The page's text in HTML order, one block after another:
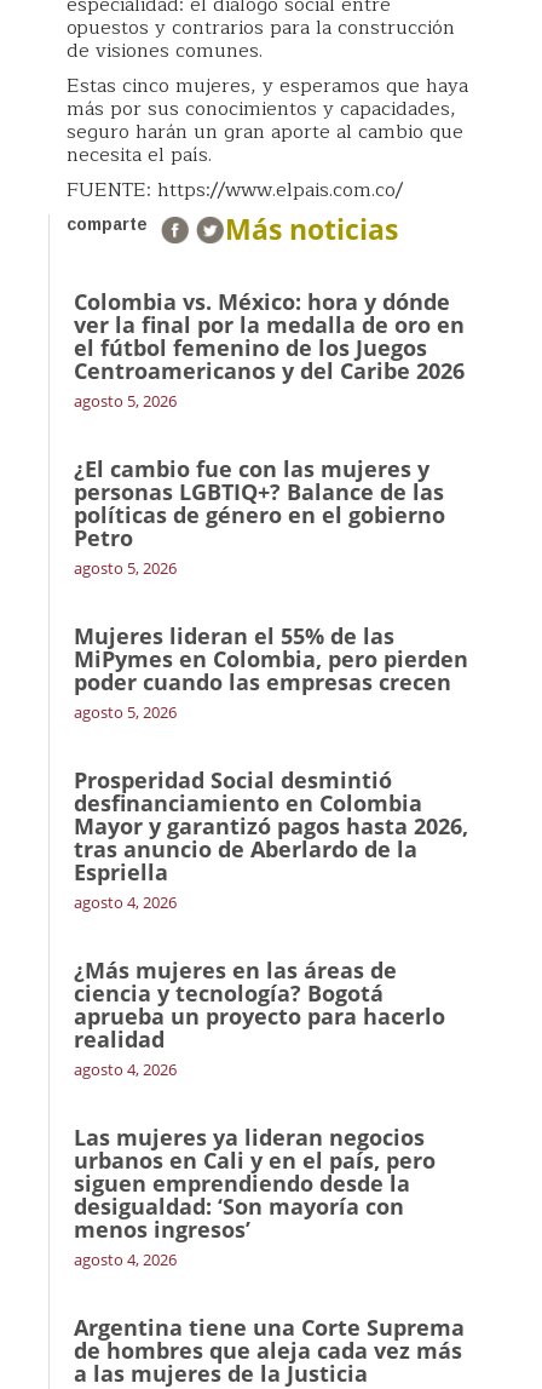
opuestos y contrarios para la construcción
de visiones comunes.
Estas cinco mujeres, y esperamos que haya
más por sus conocimientos y capacidades,
seguro harán un gran aporte al cambio que
necesita el país.
FUENTE: https://www.elpais.com.co/
comparte Más noticias
Colombia vs. México: hora y dónde
ver la final por la medalla de oro en
el fútbol femenino de los Juegos
Centroamericanos y del Caribe 2026
agosto 5, 2026
¿El cambio fue con las mujeres y
personas LGBTIQ+? Balance de las
políticas de género en el gobierno
Petro
agosto 5, 2026
Mujeres lideran el 55% de las
MiPymes en Colombia, pero pierden
poder cuando las empresas crecen
agosto 5, 2026
Prosperidad Social desmintió
desfinanciamiento en Colombia
Mayor y garantizó pagos hasta 2026,
tras anuncio de Aberlardo de la
Espriella
agosto 4, 2026
¿Más mujeres en las áreas de
ciencia y tecnología? Bogotá
aprueba un proyecto para hacerlo
realidad
agosto 4, 2026
Las mujeres ya lideran negocios
urbanos en Cali y en el país, pero
siguen emprendiendo desde la
desigualdad: ‘Son mayoría con
menos ingresos’
agosto 4, 2026
Argentina tiene una Corte Suprema
de hombres que aleja cada vez más
a las mujeres de la Justicia